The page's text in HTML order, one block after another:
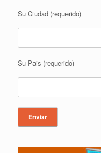
Su Ciudad (requerido)
Su Pais (requerido)